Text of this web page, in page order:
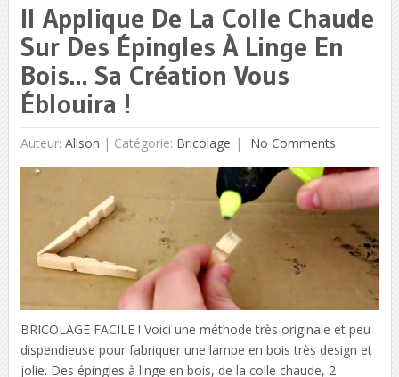
Il Applique De La Colle Chaude
Sur Des Épingles À Linge En
Bois… Sa Création Vous
Éblouira !
Auteur: Alison | Catégorie: Bricolage No Comments
BRICOLAGE FACILE ! Voici une méthode très originale et peu
dispendieuse pour fabriquer une lampe en bois très design et
jolie. Des épingles à linge en bois, de la colle chaude, 2